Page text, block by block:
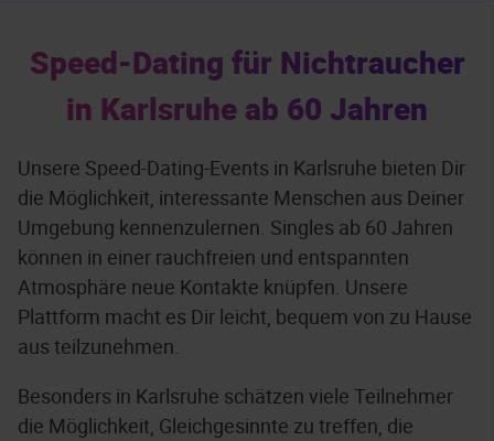
Speed-Dating für Nichtraucher
in Karlsruhe ab 60 Jahren
Unsere Speed-Dating-Events in Karlsruhe bieten Dir
die Möglichkeit, interessante Menschen aus Deiner
Umgebung kennenzulernen. Singles ab 60 Jahren
können in einer rauchfreien und entspannten
Atmosphäre neue Kontakte knüpfen. Unsere
Plattform macht es Dir leicht, bequem von zu Hause
aus teilzunehmen.
Besonders in Karlsruhe schätzen viele Teilnehmer
die Möglichkeit, Gleichgesinnte zu treffen, die